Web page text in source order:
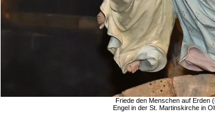
Friede den Menschen auf Erden
Engel in der St. Martinskirche in